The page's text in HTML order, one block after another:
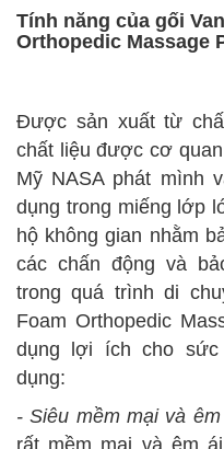
Tính năng của gối
Orthopedic Massage
Được sản xuất từ
chất liệu được cơ
Mỹ NASA phát mình
dụng trong miếng lớp
hộ không gian nhằm
các chấn động và
trong quá trình di
Foam Orthopedic
dụng lợi ích cho
dụng:
- Siêu mềm mại và
rất mềm mại và êm